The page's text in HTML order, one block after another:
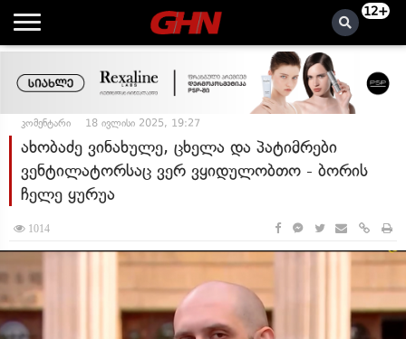
12+
კომენტარი 18 ივლისი 2025, 19:27
ახობაძე ვინახულე, ცხელა და პატიმრები
ვენტილატორსაც ვერ ვყიდულობთო - ბორის
ჩელე ყურუა
1014